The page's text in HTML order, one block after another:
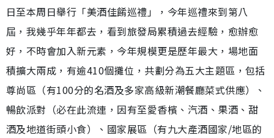
日至本周日舉行「美酒佳餚巡禮」，今年巡禮來到第八
屆，我幾乎年年都去，看到旅發局累積過去經驗，愈辦愈
好，不時會加入新元素，今年規模更是歷年最大，場地面
積擴大兩成，有逾410個攤位，共劃分為五大主題區，包括
尊尚區（有100分的名酒及多家高級新潮餐廳菜式供應）、
暢飲派對（必在此流連，因有至愛香檳、汽酒、果酒、甜
酒及地道街頭小食）、國家展區（有九大產酒國家/地區的